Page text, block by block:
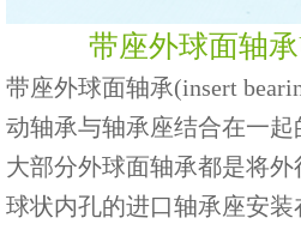
带座外球面轴
带座外球面轴承(insert
动轴承与轴承座结合在一起
大部分外球面轴承都是将
球状内孔的进口轴承座安